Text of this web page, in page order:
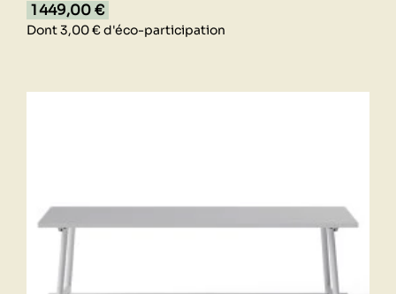
1 449,00 €
Dont 3,00 € d'éco-participation